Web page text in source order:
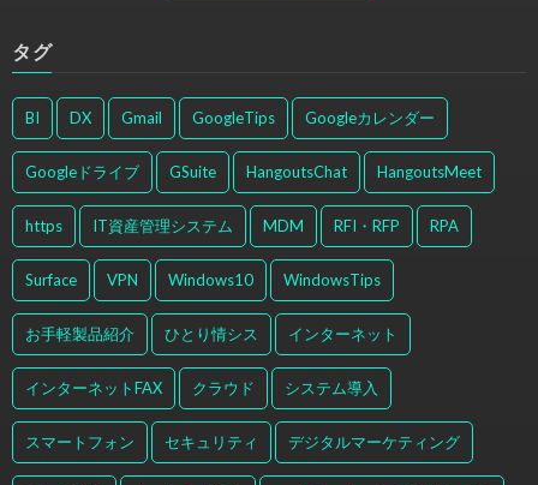
タグ
BI DX Gmail GoogleTips Googleカレンダー
Googleドライブ GSuite HangoutsChat HangoutsMeet
https IT資産管理システム MDM RFI・RFP RPA
Surface VPN Windows10 WindowsTips
お手軽製品紹介 ひとり情シス インターネット
インターネットFAX クラウド システム導入
スマートフォン セキュリティ デジタルマーケティング